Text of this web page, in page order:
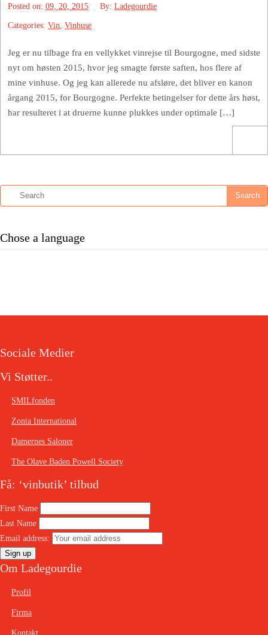
Posted on: 09, 20, 2015 By: Ladegourdie
Categories: Vin, Vinhuse
Jeg er nu tilbage fra en vellykket vinrejse til Bourgogne, med sidste
nyt om høsten 2015, hvor jeg smagte første saften, hos flere af
mine vinhuse. Og jeg kan allerede nu afsløre, det bliver en kanon
årgang 2015, for Bourgogne. Perfekte betingelser for dette års høst,
har resulteret i at druerne kunne plukkes under optimale […]
Chose a language
Sociale Medier
Vi Støtter..
SMILfonden
Zonta International
Damernes Saloner
The Olave Baden Powell Society
Få: ‘vinbutik’ tilbud
First Name
Last Name
Email address:
Om Ladegourdie
Profil
Firma
Kontakt